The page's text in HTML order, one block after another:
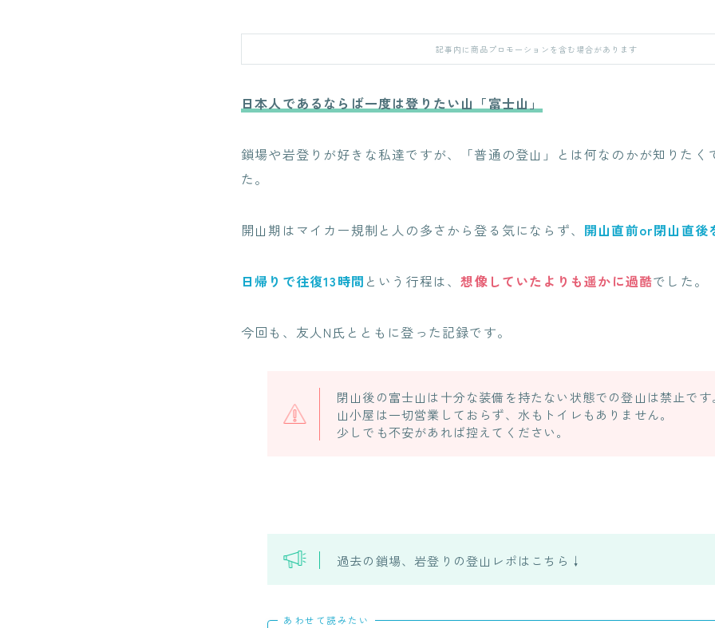
記事内に商品プロモーションを含む場合があります
日本人であるならば一度は登りたい山「富士山」
鎖場や岩登りが好きな私達ですが、「普通の登山」とは何なのかが知りたく
た。
開山期はマイカー規制と人の多さから登る気にならず、 開山直前or閉山直後
日帰りで往復13時間 という行程は、想像していたよりも遥かに過酷でした。
今回も、友人N氏とともに登った記録です。
閉山後の富士山は十分な装備を持たない状態での登山は禁止です
山小屋は一切営業しておらず、水もトイレもありません。
少しでも不安があれば控えてください。
過去の鎖場、岩登りの登山レポはこちら↓
あわせて読みたい